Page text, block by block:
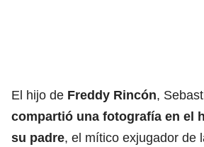
El hijo de Freddy Rincón,
compartió una fotografía en el
su padre, el mítico exjugador de